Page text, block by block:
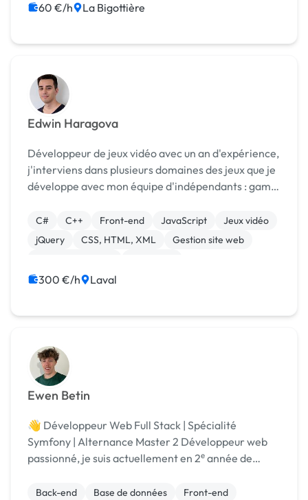
60 €/h La Bigottière
Edwin Haragova
Développeur de jeux vidéo avec un an d'expérience,
j'interviens dans plusieurs domaines des jeux que je
développe avec mon équipe d'indépendants : game
composition de musique et sound design. Je...
C# C++ Front-end JavaScript
Jeux vidéo
jQuery
CSS, HTML, XML
Gestion site web
300 €/h Laval
Ewen Betin
👋 Développeur Web Full Stack | Spécialité
Symfony | Alternance Master 2 Développeur web
passionné, je suis actuellement en 2ᵉ année de
alternance, après avoir validé un BUT à l’IUT de
Back-end Base de données Front-end